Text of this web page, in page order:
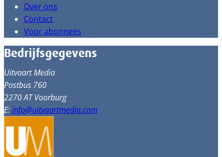
Over ons
Contact
Voor abonnees
Bedrijfsgegevens
Uitvaart Media
Postbus 760
2270 AT Voorburg
E:info@uitvaartmedia.com